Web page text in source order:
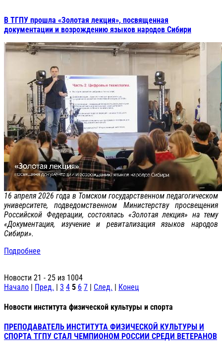
В ТГПУ прошла «Золотая лекция», посвященная
документации и возрождению языков народов Сибири
16 апреля 2026 года в Томском государственном педагогическом
университете, подведомственном Министерству просвещения
Российской Федерации, состоялась «Золотая лекция» на тему
«Документация, изучение и ревитализация языков народов
Сибири».
Подробнее
Новости 21 - 25 из 1004
Начало | Пред. | 3 4 5 6 7 | След. | Конец
Новости института физической культуры и спорта
ПРЕПОДАВАТЕЛЬ ИНСТИТУТА ФИЗИЧЕСКОЙ КУЛЬТУРЫ И
СПОРТА ТГПУ СТАЛ ЧЕМПИОНОМ РОССИИ СРЕДИ ВЕТЕРАНОВ